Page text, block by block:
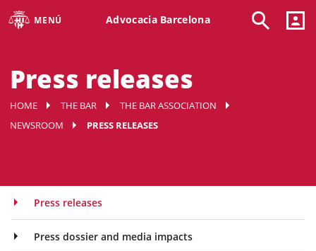
MENÚ Advocacia Barcelona
Press releases
HOME THE BAR
THE BAR ASSOCIATION
NEWSROOM
PRESS RELEASES
Press releases
Press dossier and media impacts